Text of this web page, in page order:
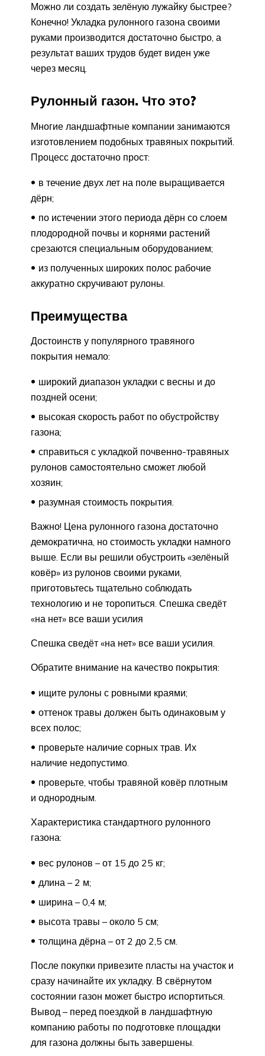
Можно ли создать зелёную лужайку быстрее?
Конечно! Укладка рулонного газона своими
руками производится достаточно быстро, а
результат ваших трудов будет виден уже
через месяц.
Рулонный газон. Что это?
Многие ландшафтные компании занимаются
изготовлением подобных травяных покрытий.
Процесс достаточно прост:
в течение двух лет на поле выращивается
дёрн;
по истечении этого периода дёрн со слоем
плодородной почвы и корнями растений
срезаются специальным оборудованием;
из полученных широких полос рабочие
аккуратно скручивают рулоны.
Преимущества
Достоинств у популярного травяного
покрытия немало:
широкий диапазон укладки с весны и до
поздней осени;
высокая скорость работ по обустройству
газона;
справиться с укладкой почвенно-травяных
рулонов самостоятельно сможет любой
хозяин;
разумная стоимость покрытия.
Важно! Цена рулонного газона достаточно
демократична, но стоимость укладки намного
выше. Если вы решили обустроить «зелёный
ковёр» из рулонов своими руками,
приготовьтесь тщательно соблюдать
технологию и не торопиться. Спешка сведёт
«на нет» все ваши усилия
Спешка сведёт «на нет» все ваши усилия.
Обратите внимание на качество покрытия:
ищите рулоны с ровными краями;
оттенок травы должен быть одинаковым у
всех полос;
проверьте наличие сорных трав. Их
наличие недопустимо.
проверьте, чтобы травяной ковёр плотным
и однородным.
Характеристика стандартного рулонного
газона:
вес рулонов – от 15 до 25 кг;
длина – 2 м;
ширина – 0,4 м;
высота травы – около 5 см;
толщина дёрна – от 2 до 2,5 см.
После покупки привезите пласты на участок и
сразу начинайте их укладку. В свёрнутом
состоянии газон может быстро испортиться.
Вывод – перед поездкой в ландшафтную
компанию работы по подготовке площадки
для газона должны быть завершены.